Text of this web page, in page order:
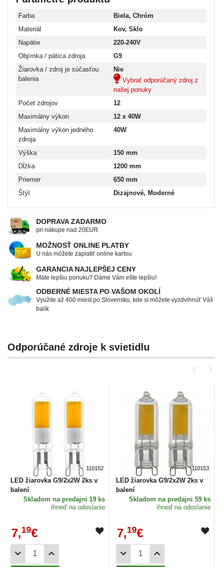
Farba
Biela, Chróm
Materiál
Kov, Sklo
Napätie
220-240V
Objímka / pätica zdroja
G9
Žiarovka / zdroj je súčasťou
balenia
Nie
Vybrať odporúčaný zdroj z
našej ponuky
Počet zdrojov
12
Maximálny výkon
12 x 40W
Maximálny výkon jedného
zdroja
40W
Výška
150 mm
Dĺžka
1200 mm
Priemer
650 mm
Štýl
Dizajnové, Moderné
DOPRAVA ZADARMO
pri nákupe nad 20EUR
MOŽNOSŤ ONLINE PLATBY
U nás môžete zaplatiť online kartou
GARANCIA NAJLEPŠEJ CENY
Máte lepšiu ponuku? Dáme Vám ešte lepšiu!
ODBERNÉ MIESTA PO VAŠOM OKOLÍ
Využite až 400 miest po Slovensku, kde si môžete vyzdvihnúť Váš
balík
Odporúčané zdroje k svietidlu
110152
LED žiarovka G9/2x2W 2ks v
balení
Skladom na predajni 19 ks
ihneď na odoslanie
7,19€
110153
LED žiarovka G9/2x2W 2ks v
balení
Skladom na predajni 59 ks
ihneď na odoslanie
7,19€